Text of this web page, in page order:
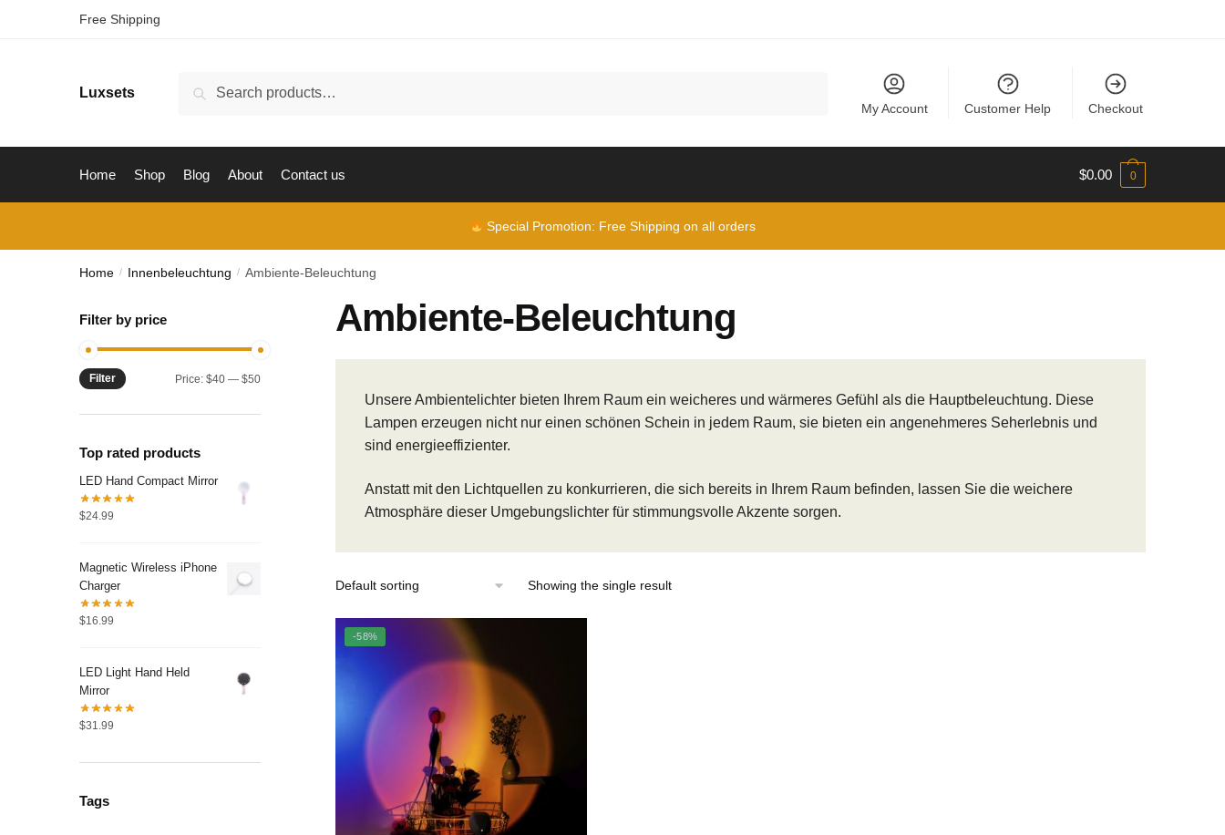
Free Shipping
Luxsets Search
My Account Customer Help Checkout
Home Shop Blog About Contact us $0.00 0
Special Promotion: Free Shipping on all orders
Home / Innenbeleuchtung / Ambiente-Beleuchtung
Ambiente-Beleuchtung
Unsere Ambientelichter bieten Ihrem Raum ein weicheres und wärmeres Gefühl als die Hauptbeleuchtung. Diese
Lampen erzeugen nicht nur einen schönen Schein in jedem Raum, sie bieten ein angenehmeres Seherlebnis und
sind energieeffizienter.
Anstatt mit den Lichtquellen zu konkurrieren, die sich bereits in Ihrem Raum befinden, lassen Sie die weichere
Atmosphäre dieser Umgebungslichter für stimmungsvolle Akzente sorgen.
Showing the single result
-58%
Filter by price
Min
Max
Filter Price: $40— $50
Top rated products
LED Hand Compact Mirror
$24.99
Magnetic Wireless iPhone
Charger
$16.99
LED Light Hand Held
Mirror
$31.99
Tags